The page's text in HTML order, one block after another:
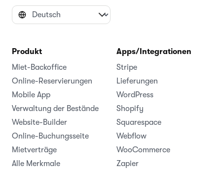
Produkt
Miet-Backoffice
Online-Reservierungen
Mobile App
Verwaltung der Bestände
Website-Builder
Online-Buchungsseite
Mietverträge
Alle Merkmale
Apps/Integrationen
Stripe
Lieferungen
WordPress
Shopify
Squarespace
Webflow
WooCommerce
Zapier